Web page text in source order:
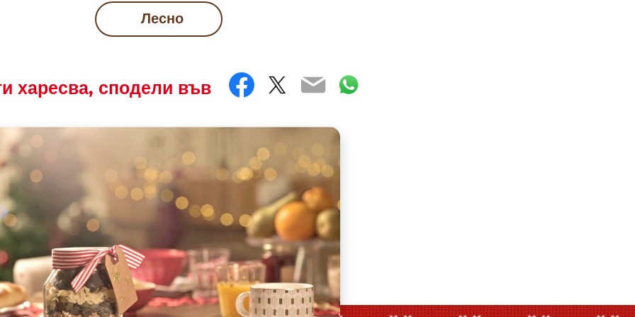
Лесно
харесва, сподели във Facebook
Twitter
EmailWhatsApp